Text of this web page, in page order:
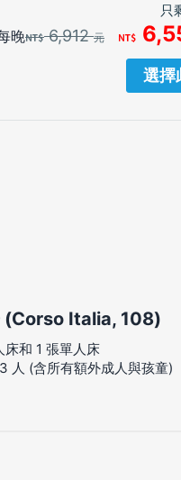
只
晚 6,912元
選擇
(Corso Italia, 108)
床和 1 張單人床
人 (含所有額外成人與孩童)